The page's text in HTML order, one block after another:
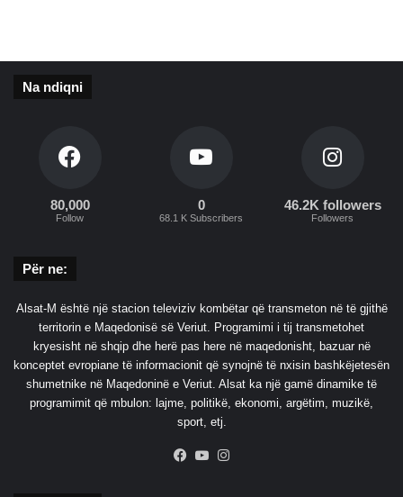
Na ndiqni
80,000
Follow
0
68.1 K Subscribers
46.2K followers
Followers
Për ne:
Alsat-M është një stacion televiziv kombëtar që transmeton në të gjithë
territorin e Maqedonisë së Veriut. Programimi i tij transmetohet
kryesisht në shqip dhe herë pas here në maqedonisht, bazuar në
konceptet evropiane të informacionit që synojnë të nxisin bashkëjetesën
shumetnike në Maqedoninë e Veriut. Alsat ka një gamë dinamike të
programimit që mbulon: lajme, politikë, ekonomi, argëtim, muzikë,
sport, etj.
Facebook
YouTube